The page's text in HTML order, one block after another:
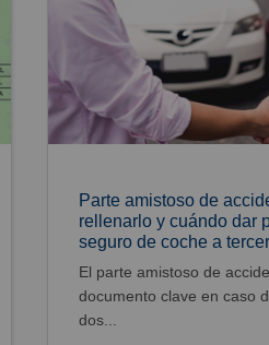
Parte amistoso de
rellenarlo y cuándo dar
seguro de coche a
El parte amistoso de
documento clave en caso
dos...